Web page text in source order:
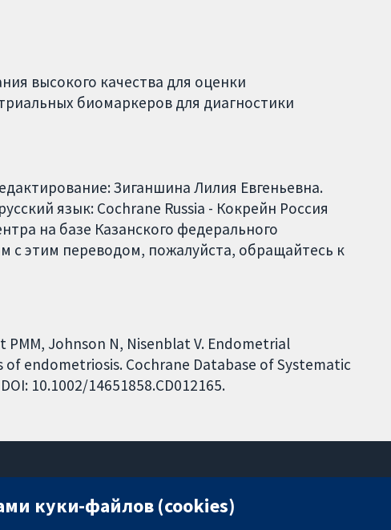
высокого качества для оценки
биомаркеров для диагностики
Зиганшина Лилия Евгеньевна.
язык: Cochrane Russia - Кокрейн Россия
на базе Казанского федерального
с этим переводом, пожалуйста, обращайтесь к
PMM, Johnson N, Nisenblat V. Endometrial
endometriosis. Cochrane Database of Systematic
10.1002/14651858.CD012165.
11-13 Cavendish Square
куки-файлов (cookies)